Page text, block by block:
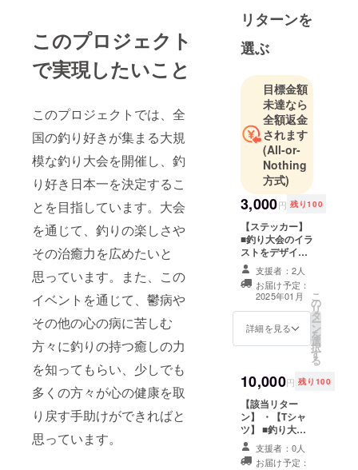
このプロジェクト
で実現したいこと
このプロジェクトでは、全
国の釣り好きが集まる大規
模な釣り大会を開催し、釣
り好き日本一を決定するこ
とを目指しています。大会
を通じて、釣りの楽しさや
その治癒力を広めたいと
思っています。また、この
イベントを通じて、鬱病や
その他の心の病に苦しむ
方々に釣りの持つ癒しの力
を知ってもらい、少しでも
多くの方々が心の健康を取
り戻す手助けができればと
思っています。
ティア🐻💞
❏海外で４年
間赴任し、
つ病になり
２年間休
職。今は復
活。
❑現在はク
スっと笑え
る釣り企画
をインスタ
投稿中🐻✨
リターンを
選ぶ
目標金額
未達なら
全額返金
されます
(All-or-
Nothing
方式)
3,000円 残り100
【ステッカー】
■釣り大会のイラ
ストをデザイン
したオリジナル
ステッカーを提
供します。
3,000円リター
ン: ステッカー
支援者：2人
お届け予定：
2025年01月
詳細を見る
こ
の
リ
タ
ー
ン
を
選
択
す
る
10,000円 残り100
【該当リター
ン】 ・【Tシャ
ツ】 ■釣り大会
のイラストをデ
ザインしたTシャ
支援者：0人
お届け予定：